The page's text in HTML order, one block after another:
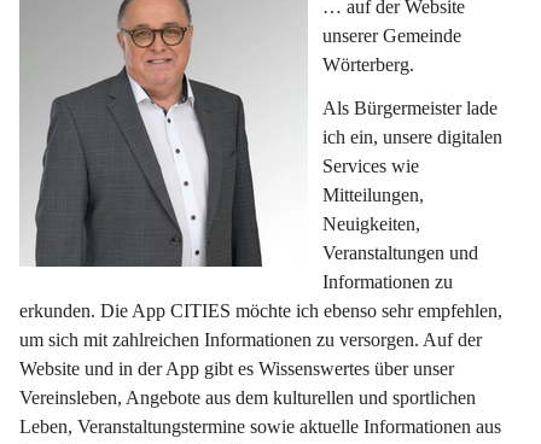
… auf der Website
unserer Gemeinde
Wörterberg.
Als Bürgermeister lade
ich ein, unsere digitalen
Services wie
Mitteilungen,
Neuigkeiten,
Veranstaltungen und
Informationen zu
erkunden. Die App CITIES möchte ich ebenso sehr empfehlen,
um sich mit zahlreichen Informationen zu versorgen. Auf der
Website und in der App gibt es Wissenswertes über unser
Vereinsleben, Angebote aus dem kulturellen und sportlichen
Leben, Veranstaltungstermine sowie aktuelle Informationen aus